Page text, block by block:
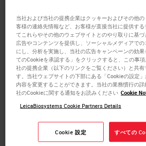
Mark Green
Sara van den Boomen, Digital
Specialist, UK
The Cutting-Edge Technology
Prostate Cancer Diagnosis in
Digital Pathology
Mr. Sunwoo Kim,PhD
当社および当社の提携企業はクッキーおよびその他
客様の連絡先情報など、お客様が直接当社に提供す
てこれらやその他のウェブサイトとのやり取りに基
広告やコンテンツを提供し、ソーシャルメディアで
にし、分析を実施し、当社の広告キャンペーンの効
てのCookieを承認する」をクリックすると、この事
社の提携企業（以下のリンクをご覧ください）と共有
す。当社ウェブサイトの下部にある「Cookieの設定
内容を変更することができます。当社の業務慣行の
社のCookieに関する通知をお読みください Cookie
LeicaBiosystems Cookie Partners Details
Cookie 設定 すべての